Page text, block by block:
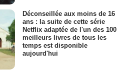
Déconseillée aux moins de 16
ans : la suite de cette série
Netflix adaptée de l'un des 100
meilleurs livres de tous les
temps est disponible
aujourd'hui